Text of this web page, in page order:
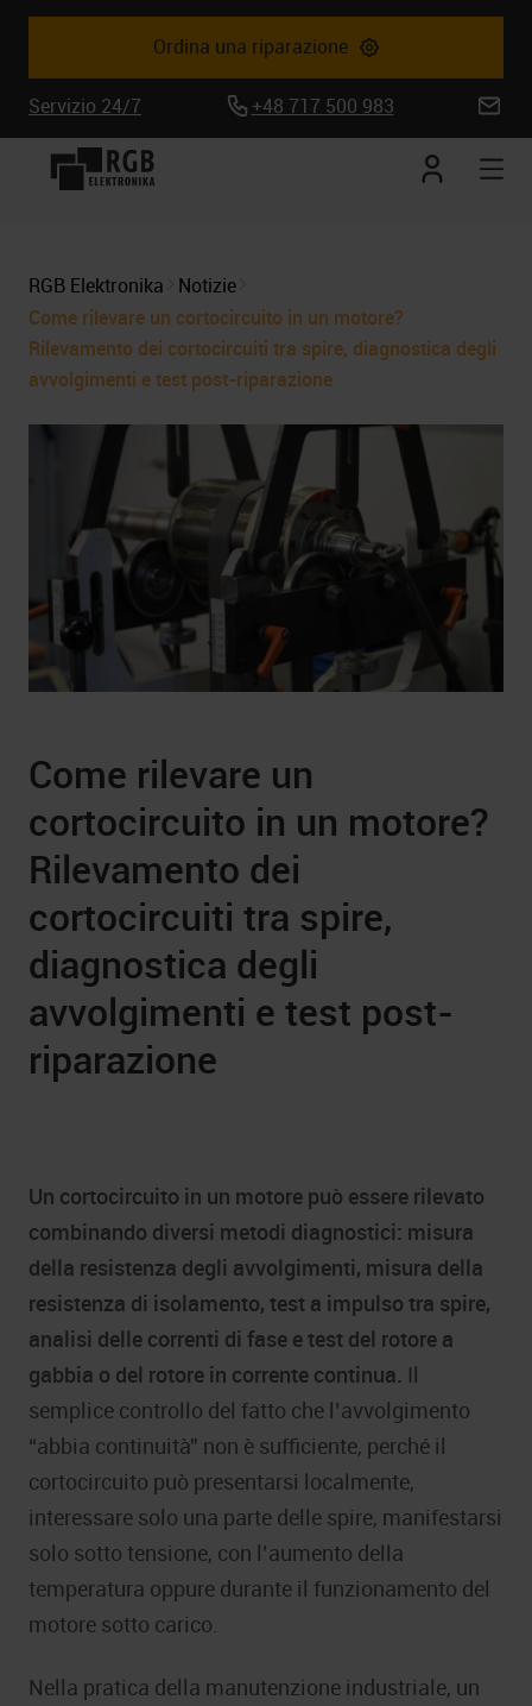
Ordina una riparazione
Servizio 24/7 +48 717 500 983
Conto
RGB Elektronika
Notizie
Come rilevare un cortocircuito in un motore?
Rilevamento dei cortocircuiti tra spire, diagnostica degli
avvolgimenti e test post-riparazione
Come rilevare un
cortocircuito in un motore?
Rilevamento dei
cortocircuiti tra spire,
diagnostica degli
avvolgimenti e test post-
riparazione
Un cortocircuito in un motore può essere rilevato
combinando diversi metodi diagnostici: misura
della resistenza degli avvolgimenti, misura della
resistenza di isolamento, test a impulso tra spire,
analisi delle correnti di fase e test del rotore a
gabbia o del rotore in corrente continua. Il
semplice controllo del fatto che l’avvolgimento
“abbia continuità” non è sufficiente, perché il
cortocircuito può presentarsi localmente,
interessare solo una parte delle spire, manifestarsi
solo sotto tensione, con l’aumento della
temperatura oppure durante il funzionamento del
motore sotto carico.
Nella pratica della manutenzione industriale, un